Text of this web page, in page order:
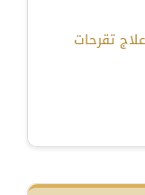
تقرحات